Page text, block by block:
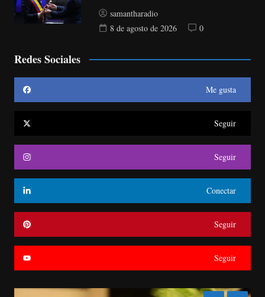
samantharadio
8 de agosto de 2026
0
Redes Sociales
Me gusta
Seguir
Seguir
Conectar
Seguir
Seguir